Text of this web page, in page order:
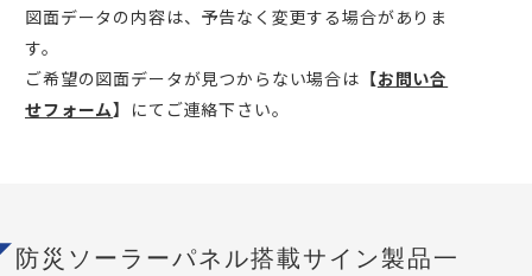
図面データの内容は、予告なく変更する場合がありま
す。
ご希望の図面データが見つからない場合は 【お問い合
せフォーム】 にてご連絡下さい。
防災ソーラーパネル搭載サイン製品一